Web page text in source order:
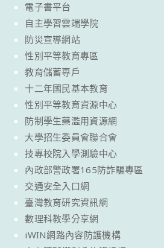
電子書平台
自主學習雲端學院
防災宣導網站
性別平等教育專區
教育儲蓄專戶
十二年國民基本教育
性別平等教育資源中心
防制學生藥濫用資源網
大學招生委員會聯合會
技專校院入學測驗中心
內政部警政署165防詐騙專區
交通安全入口網
臺灣教育研究資訊網
數理科教學分享網
iWIN網路內容防護機構